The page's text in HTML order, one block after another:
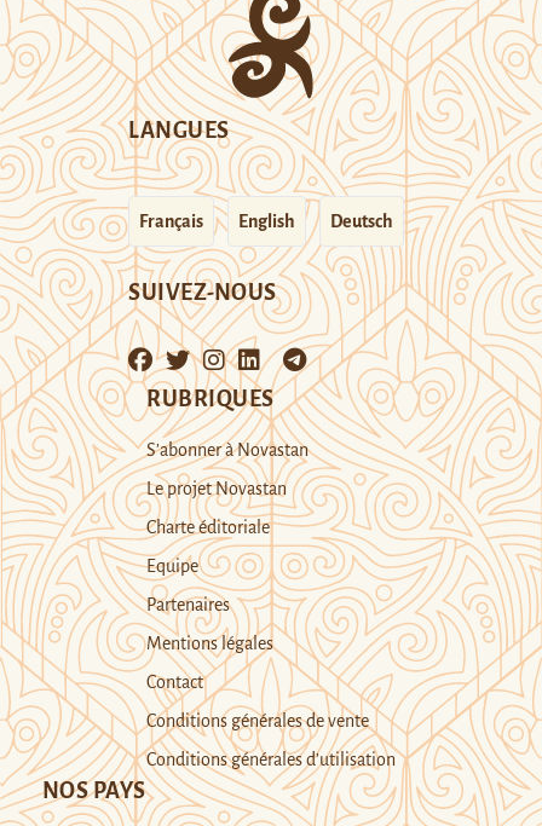
LANGUES
Français English Deutsch
SUIVEZ-NOUS
RUBRIQUES
S’abonner à Novastan
Le projet Novastan
Charte éditoriale
Equipe
Partenaires
Mentions légales
Contact
Conditions générales de vente
Conditions générales d’utilisation
NOS PAYS